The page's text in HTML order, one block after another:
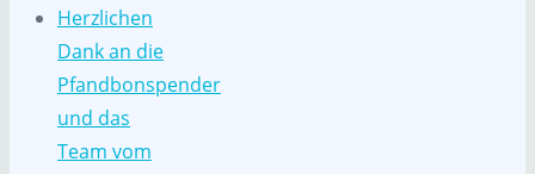
Herzlichen
Dank an die
Pfandbonspender
und das
Team vom